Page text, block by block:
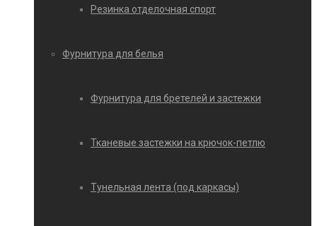
Резинка отделочная спорт
Фурнитура для белья
Фурнитура для бретелей и застежки
Тканевые застежки на крючок-петлю
Тунельная лента (под каркасы)